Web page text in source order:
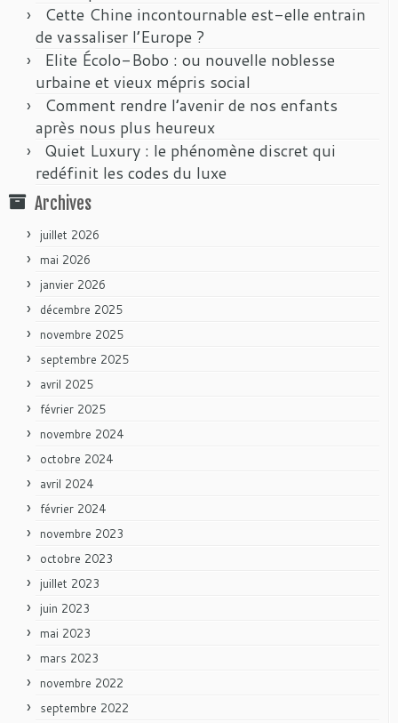
Cette Chine incontournable est-elle entrain
de vassaliser l’Europe ?
Elite Écolo-Bobo : ou nouvelle noblesse
urbaine et vieux mépris social
Comment rendre l’avenir de nos enfants
après nous plus heureux
Quiet Luxury : le phénomène discret qui
redéfinit les codes du luxe
Archives
juillet 2026
mai 2026
janvier 2026
décembre 2025
novembre 2025
septembre 2025
avril 2025
février 2025
novembre 2024
octobre 2024
avril 2024
février 2024
novembre 2023
octobre 2023
juillet 2023
juin 2023
mai 2023
mars 2023
novembre 2022
septembre 2022